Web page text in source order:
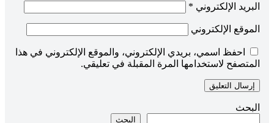
البريد الإلكتروني *
الموقع الإلكتروني
احفظ اسمي، بريدي الإلكتروني، والموقع الإلكتروني في هذا
المتصفح لاستخدامها المرة المقبلة في تعليقي.
البحث
البحث